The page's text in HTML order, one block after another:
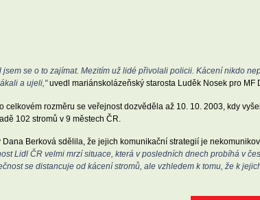
se o to zajímat. Mezitím už lidé přivolali policii. Kácení nikdo
a ujeli,"uvedl mariánskolázeňský starosta Luděk Nosek pro MF
rozměru se veřejnost dozvěděla až 10. 10. 2003, kdy
102 stromů v 9 městech ČR.
Berková sdělila, že jejich komunikační strategií je
Lidl ČR velmi mrzí situace, která v posledních dnech probíhá v
se distancuje od kácení stromů, ale vzhledem k tomu, že k